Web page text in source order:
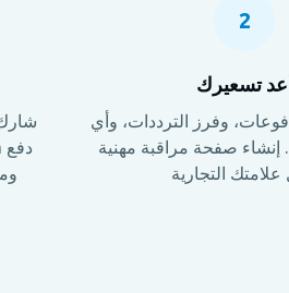
2
أعد تسعيرك
وفرز الترددات، وأي
إنشاء صفحة مراقبة مهنية
علامتك التجارية